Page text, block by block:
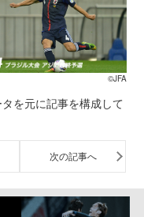
©JFA
を元に記事を構成して
次の記事へ